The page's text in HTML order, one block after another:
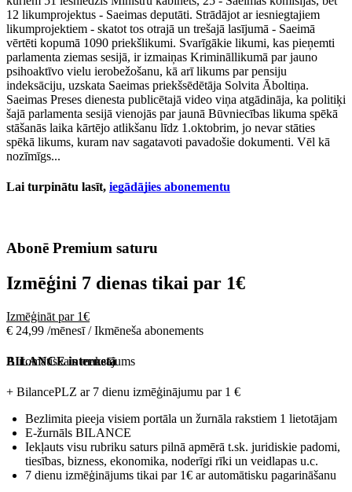
12 likumprojektus - Saeimas deputāti. Strādājot ar iesniegtajiem
likumprojektiem - skatot tos otrajā un trešajā lasījumā - Saeimā
vērtēti kopumā 1090 priekšlikumi. Svarīgākie likumi, kas pieņemti
parlamenta ziemas sesijā, ir izmaiņas Krimināllikumā par jauno
psihoaktīvo vielu ierobežošanu, kā arī likums par pensiju
indeksāciju, uzskata Saeimas priekšsēdētāja Solvita Āboltiņa.
Saeimas Preses dienesta publicētajā video viņa atgādināja, ka politiķi
šajā parlamenta sesijā vienojās par jaunā Būvniecības likuma spēkā
stāšanās laika kārtējo atlikšanu līdz 1.oktobrim, jo nevar stāties
spēkā likums, kuram nav sagatavoti pavadošie dokumenti. Vēl kā
nozīmīgs...
Lai turpinātu lasīt, iegādājies abonementu
Abonē Premium saturu
Izmēģini 7 dienas tikai par 1€
Izmēģināt par 1€
€ 24,99 /mēnesī / Ikmēneša abonements
Automātiskais maksājums
BILANCE internetā
+ BilancePLZ ar 7 dienu izmēģinājumu par 1 €
Bezlimita pieeja visiem portāla un žurnāla rakstiem 1 lietotājam
E-žurnāls BILANCE
Iekļauts visu rubriku saturs pilnā apmērā t.sk. juridiskie padomi,
tiesības, bizness, ekonomika, noderīgi rīki un veidlapas u.c.
7 dienu izmēģinājums tikai par 1€ ar automātisku pagarināšanu